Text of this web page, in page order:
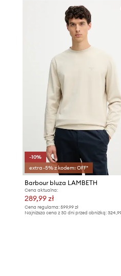
-10%
extra -5% z kodem: OFF*
Barbour bluza LAMBETH
Cena aktualna:
289,99 zł
Cena regularna: 599,99 zł
Najniższa cena z 30 dni przed obniżką: